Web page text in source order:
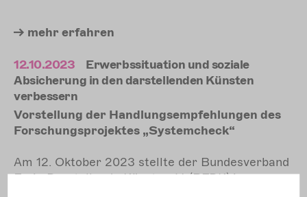
mehr erfahren
12.10.2023
Erwerbssituation und soziale
Absicherung in den darstellenden Künsten
verbessern
Vorstellung der Handlungsempfehlungen des
Forschungsprojektes „Systemcheck“
Am 12. Oktober 2023 stellte der Bundesverband
Freie Darstellende Künste e.V. (BFDK) im